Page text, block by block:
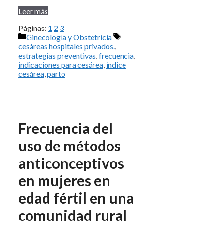
Leer más
Páginas: 1 2 3
Categorías
Ginecología y Obstetricia
Etiquetas
cesáreas hospitales privados.,
estrategias preventivas,frecuencia,
indicaciones para cesárea, índice
cesárea,parto
Frecuencia del
uso de métodos
anticonceptivos
en mujeres en
edad fértil en una
comunidad rural